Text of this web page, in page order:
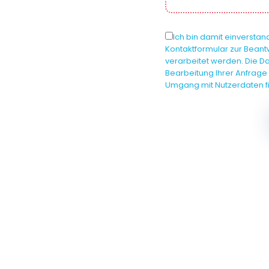
Ich bin damit
Kontaktformular zur
verarbeitet werden. Die
Bearbeitung Ihrer
Umgang mit Nutzerdaten